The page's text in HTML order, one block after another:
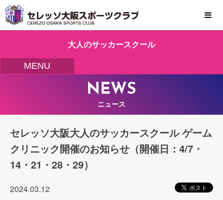
MENU
大人のサッカースクール
MENU
NEWS
ニュース
セレッソ大阪大人のサッカースクール ゲーム
クリニック開催のお知らせ（開催日：4/7・
14・21・28・29）
2024.03.12